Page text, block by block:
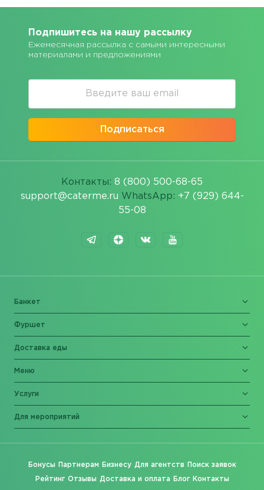
Подпишитесь на нашу рассылку
Ежемесячная рассылка с самыми интересными
материалами и предложениями
Подписаться
Контакты: 8 (800) 500-68-65
support@caterme.ru WhatsApp: +7 (929) 644-
55-08
Банкет
Фуршет
Доставка еды
Меню
Услуги
Для мероприятий
Бонусы Партнерам Бизнесу Для агентств Поиск заявок
Рейтинг Отзывы Доставка и оплата Блог Контакты